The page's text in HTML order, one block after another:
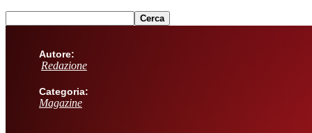
Autore:
Redazione
Categoria:
Magazine